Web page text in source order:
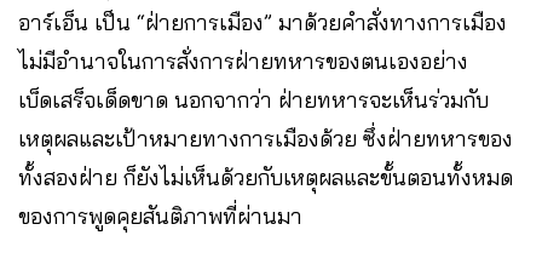
อาร์เอ็น เป็น “ฝ่ายการเมือง” มาด้วยคำสั่งทางการเมือง
ไม่มีอำนาจในการสั่งการฝ่ายทหารของตนเองอย่าง
เบ็ดเสร็จเด็ดขาด นอกจากว่า ฝ่ายทหารจะเห็นร่วมกับ
เหตุผลและเป้าหมายทางการเมืองด้วย ซึ่งฝ่ายทหารของ
ทั้งสองฝ่าย ก็ยังไม่เห็นด้วยกับเหตุผลและขั้นตอนทั้งหมด
ของการพูดคุยสันติภาพที่ผ่านมา